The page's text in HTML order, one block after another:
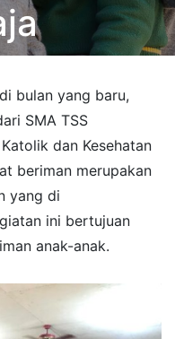
bulan yang baru,
SMA TSS
dan Kesehatan
beriman merupakan
yang di
ini bertujuan
anak-anak.